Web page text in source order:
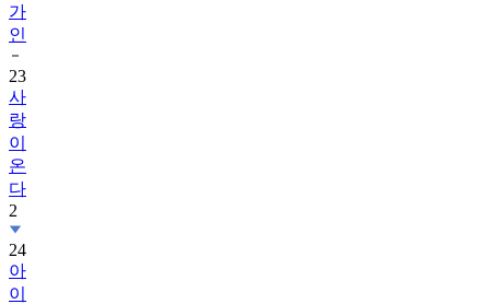
가
인
23
사
랑
이
온
다
2
24
아
이